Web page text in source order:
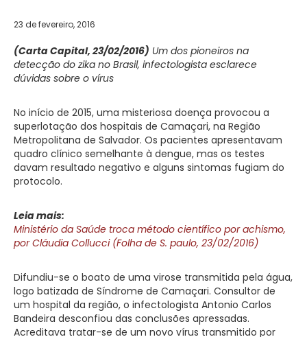
23 de fevereiro, 2016
(Carta Capital, 23/02/2016) Um dos pioneiros na
detecção do zika no Brasil, infectologista esclarece
dúvidas sobre o vírus
No início de 2015, uma misteriosa doença provocou a
superlotação dos hospitais de Camaçari, na Região
Metropolitana de Salvador. Os pacientes apresentavam
quadro clínico semelhante à dengue, mas os testes
davam resultado negativo e alguns sintomas fugiam do
protocolo.
Leia mais:
Ministério da Saúde troca método científico por achismo,
por Cláudia Collucci (Folha de S. paulo, 23/02/2016)
Difundiu-se o boato de uma virose transmitida pela água,
logo batizada de Síndrome de Camaçari. Consultor de
um hospital da região, o infectologista Antonio Carlos
Bandeira desconfiou das conclusões apressadas.
Acreditava tratar-se de um novo vírus transmitido por